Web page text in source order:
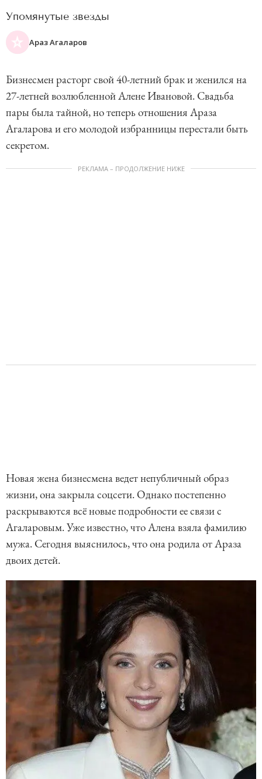
Упомянутые звезды
Араз Агаларов
Бизнесмен расторг свой 40-летний брак и женился на
27-летней возлюбленной Алене Ивановой. Свадьба
пары была тайной, но теперь отношения Араза
Агаларова и его молодой избранницы перестали быть
секретом.
РЕКЛАМА – ПРОДОЛЖЕНИЕ НИЖЕ
Новая жена бизнесмена ведет непубличный образ
жизни, она закрыла соцсети. Однако постепенно
раскрываются всё новые подробности ее связи с
Агаларовым. Уже известно, что Алена взяла фамилию
мужа. Сегодня выяснилось, что она родила от Араза
двоих детей.